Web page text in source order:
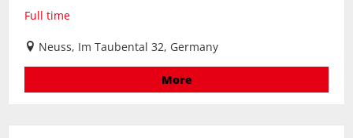
Full time
Neuss, Im Taubental 32, Germany
More